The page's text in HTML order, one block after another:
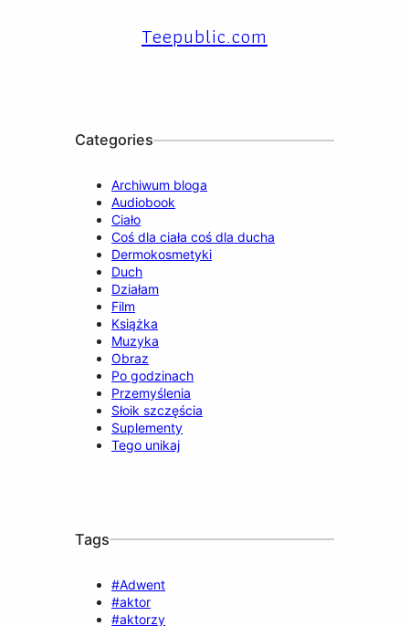
e
b
T
u
t
a
o
Teepublic.com
Categories
Archiwum bloga
Audiobook
Ciało
Coś dla ciała coś dla ducha
Dermokosmetyki
Duch
Działam
Film
Książka
Muzyka
Obraz
Po godzinach
Przemyślenia
Słoik szczęścia
Suplementy
Tego unikaj
Tags
#Adwent
#aktor
#aktorzy